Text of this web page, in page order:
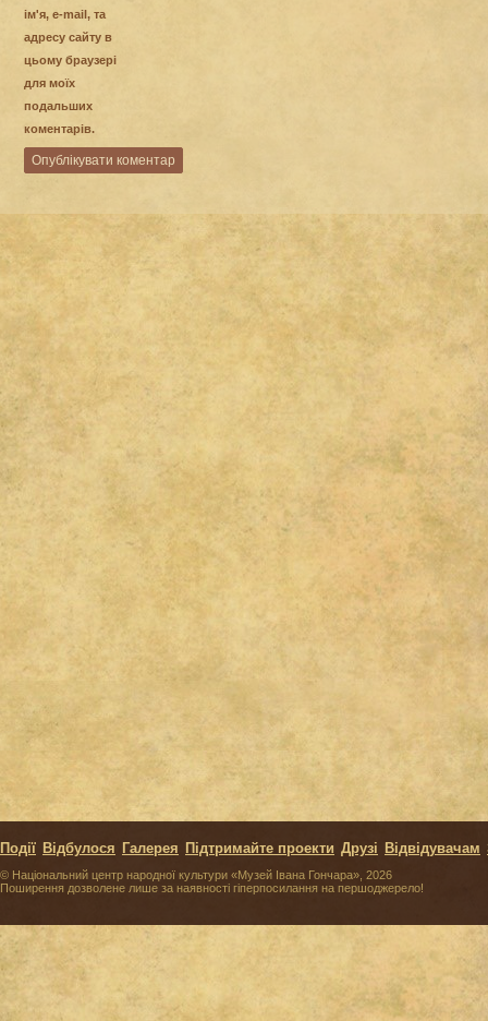
ім'я, e-mail, та
адресу сайту в
цьому браузері
для моїх
подальших
коментарів.
© Національний центр народної культури «Музей Івана Гончара», 2026
Поширення дозволене лише за наявності гіперпосилання на першоджерело!
Події Відбулося Галерея Підтримайте проекти Друзі Відвідувачам